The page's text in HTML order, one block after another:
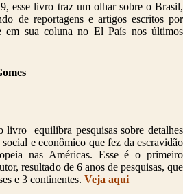
esse livro traz um olhar sobre o Brasil,
de reportagens e artigos escritos por
em sua coluna no El País nos últimos
equilibra pesquisas sobre detalhes
e econômico que fez da escravidão
nas Américas. Esse é o primeiro
resultado de 6 anos de pesquisas, que
e 3 continentes. Veja aqui